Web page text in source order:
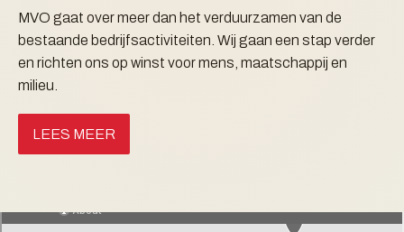
MVO gaat over meer dan het verduurzamen van de
bestaande bedrijfsactiviteiten. Wij gaan een stap verder
en richten ons op winst voor mens, maatschappij en
milieu.
LEES MEER